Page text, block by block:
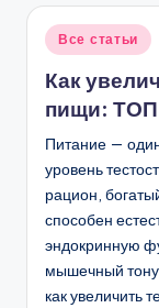
Опубликовано
Все статьи
Как
пищи:
Питание —
уровень
рацион,
способен
эндокринную
мышечный
как увеличить